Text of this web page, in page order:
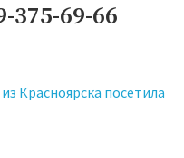
375-69-66
Красноярска посетила